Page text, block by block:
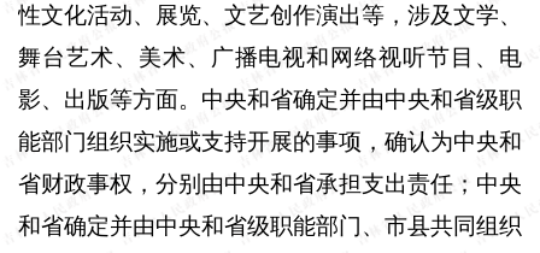
性文化活动、展览、文艺创作演出等，涉及文学、
舞台艺术、美术、广播电视和网络视听节目、电
影、出版等方面。中央和省确定并由中央和省级职
能部门组织实施或支持开展的事项，确认为中央和
省财政事权，分别由中央和省承担支出责任；中央
和省确定并由中央和省级职能部门、市县共同组织